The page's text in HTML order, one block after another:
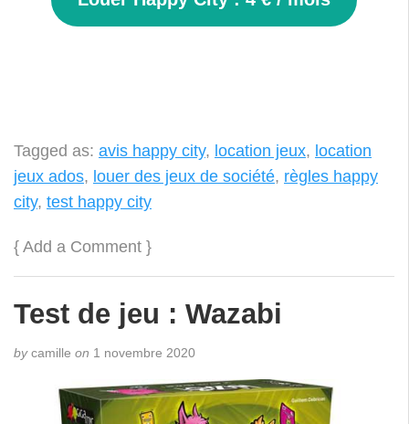
Tagged as: avis happy city, location jeux, location
jeux ados, louer des jeux de société, règles happy
city, test happy city
{ Add a Comment }
Test de jeu : Wazabi
bycamille on 1 novembre 2020